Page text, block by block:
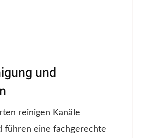
und
reinigen Kanäle
führen eine fachgerechte